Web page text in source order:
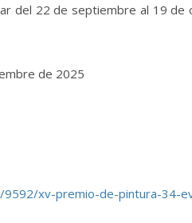
del 22 de septiembre al 19 de
de 2025
9592/xv-premio-de-pintura-34-